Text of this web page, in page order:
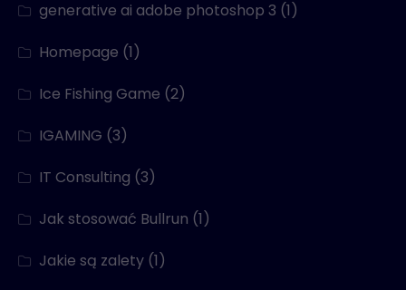
generative ai adobe photoshop 3 (1)
Homepage (1)
Ice Fishing Game (2)
IGAMING (3)
IT Consulting (3)
Jak stosować Bullrun (1)
Jakie są zalety (1)